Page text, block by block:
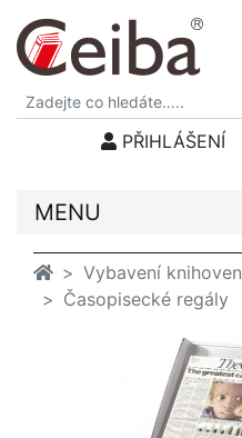
PŘIHLÁŠENÍ
MENU
Vybavení knihoven
Časopisecké regály